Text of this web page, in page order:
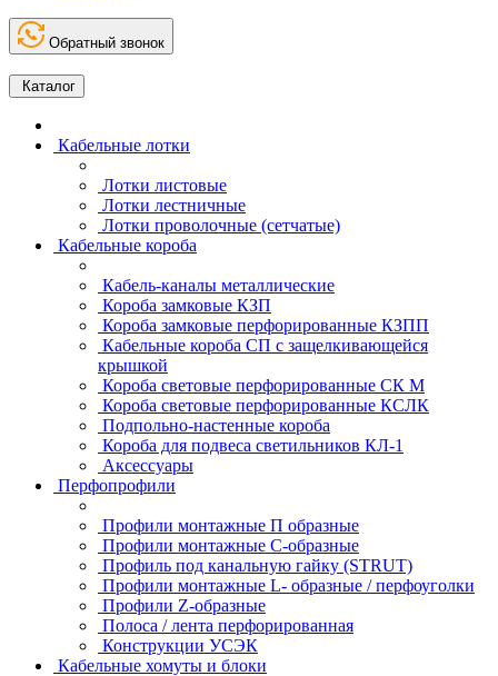
Обратный звонок
Каталог
Кабельные лотки
Лотки листовые
Лотки лестничные
Лотки проволочные (сетчатые)
Кабельные короба
Кабель-каналы металлические
Короба замковые КЗП
Короба замковые перфорированные КЗПП
Кабельные короба СП с защелкивающейся
крышкой
Короба световые перфорированные СК М
Короба световые перфорированные КСЛК
Подпольно-настенные короба
Короба для подвеса светильников КЛ-1
Аксессуары
Перфопрофили
Профили монтажные П образные
Профили монтажные C-образные
Профиль под канальную гайку (STRUT)
Профили монтажные L- образные / перфоуголки
Профили Z-образные
Полоса / лента перфорированная
Конструкции УСЭК
Кабельные хомуты и блоки